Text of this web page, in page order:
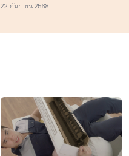
22 กันยายน 2568